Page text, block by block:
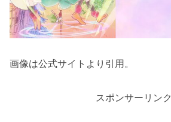
画像は公式サイトより引用。
スポンサーリンク